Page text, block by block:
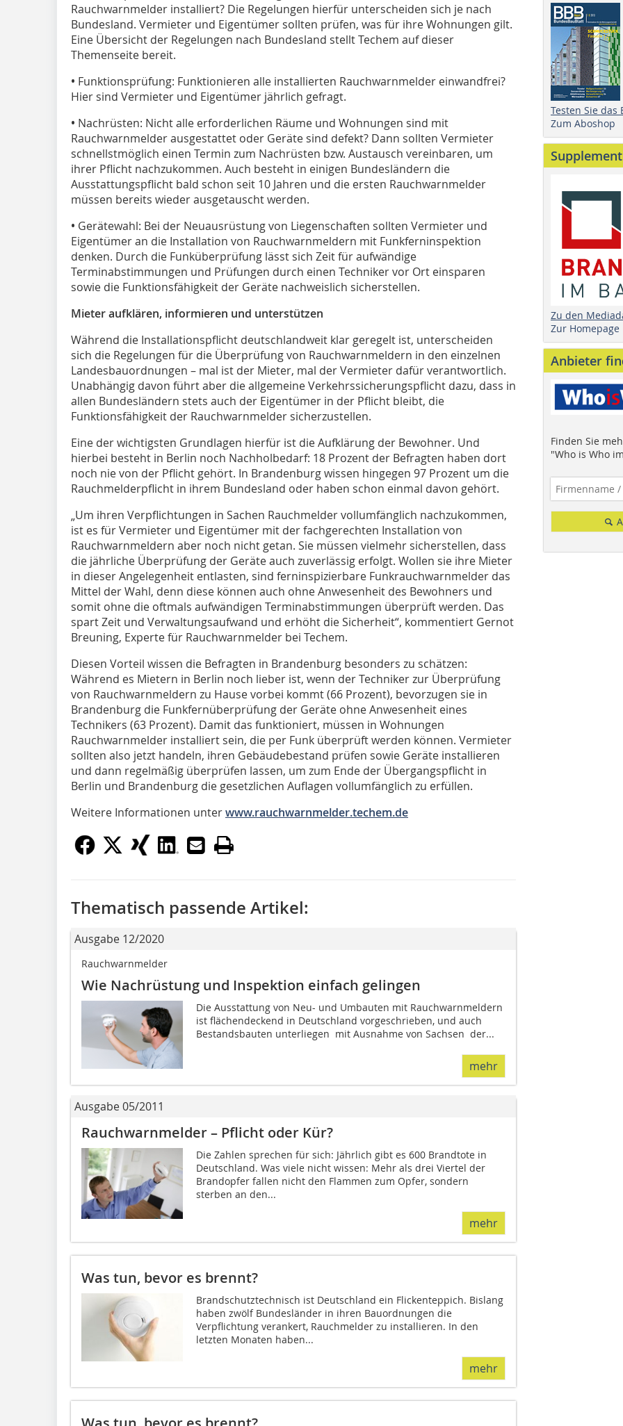
Rauchwarnmelder installiert? Die Regelungen hierfür unterscheiden sich je nach
Bundesland. Vermieter und Eigentümer sollten prüfen, was für ihre Wohnungen gilt.
Eine Übersicht der Regelungen nach Bundesland stellt Techem auf dieser
Themenseite bereit.
• Funktionsprüfung: Funktionieren alle installierten Rauchwarnmelder einwandfrei?
Hier sind Vermieter und Eigentümer jährlich gefragt.
• Nachrüsten: Nicht alle erforderlichen Räume und Wohnungen sind mit
Rauchwarnmelder ausgestattet oder Geräte sind defekt? Dann sollten Vermieter
schnellstmöglich einen Termin zum Nachrüsten bzw. Austausch vereinbaren, um
ihrer Pflicht nachzukommen. Auch besteht in einigen Bundesländern die
Ausstattungspflicht bald schon seit 10 Jahren und die ersten Rauchwarnmelder
müssen bereits wieder ausgetauscht werden.
• Gerätewahl: Bei der Neuausrüstung von Liegenschaften sollten Vermieter und
Eigentümer an die Installation von Rauchwarnmeldern mit Funkferninspektion
denken. Durch die Funküberprüfung lässt sich Zeit für aufwändige
Terminabstimmungen und Prüfungen durch einen Techniker vor Ort einsparen
sowie die Funktionsfähigkeit der Geräte nachweislich sicherstellen.
Mieter aufklären, informieren und unterstützen
Während die Installationspflicht deutschlandweit klar geregelt ist, unterscheiden
sich die Regelungen für die Überprüfung von Rauchwarnmeldern in den einzelnen
Landesbauordnungen – mal ist der Mieter, mal der Vermieter dafür verantwortlich.
Unabhängig davon führt aber die allgemeine Verkehrssicherungspflicht dazu, dass in
allen Bundesländern stets auch der Eigentümer in der Pflicht bleibt, die
Funktionsfähigkeit der Rauchwarnmelder sicherzustellen.
Eine der wichtigsten Grundlagen hierfür ist die Aufklärung der Bewohner. Und
hierbei besteht in Berlin noch Nachholbedarf: 18 Prozent der Befragten haben dort
noch nie von der Pflicht gehört. In Brandenburg wissen hingegen 97 Prozent um die
Rauchmelderpflicht in ihrem Bundesland oder haben schon einmal davon gehört.
„Um ihren Verpflichtungen in Sachen Rauchmelder vollumfänglich nachzukommen,
ist es für Vermieter und Eigentümer mit der fachgerechten Installation von
Rauchwarnmeldern aber noch nicht getan. Sie müssen vielmehr sicherstellen, dass
die jährliche Überprüfung der Geräte auch zuverlässig erfolgt. Wollen sie ihre Mieter
in dieser Angelegenheit entlasten, sind ferninspizierbare Funkrauchwarnmelder das
Mittel der Wahl, denn diese können auch ohne Anwesenheit des Bewohners und
somit ohne die oftmals aufwändigen Terminabstimmungen überprüft werden. Das
spart Zeit und Verwaltungsaufwand und erhöht die Sicherheit“, kommentiert Gernot
Breuning, Experte für Rauchwarnmelder bei Techem.
Diesen Vorteil wissen die Befragten in Brandenburg besonders zu schätzen:
Während es Mietern in Berlin noch lieber ist, wenn der Techniker zur Überprüfung
von Rauchwarnmeldern zu Hause vorbei kommt (66 Prozent), bevorzugen sie in
Brandenburg die Funkfernüberprüfung der Geräte ohne Anwesenheit eines
Technikers (63 Prozent). Damit das funktioniert, müssen in Wohnungen
Rauchwarnmelder installiert sein, die per Funk überprüft werden können. Vermieter
sollten also jetzt handeln, ihren Gebäudebestand prüfen sowie Geräte installieren
und dann regelmäßig überprüfen lassen, um zum Ende der Übergangspflicht in
Berlin und Brandenburg die gesetzlichen Auflagen vollumfänglich zu erfüllen.
Weitere Informationen unterwww.rauchwarnmelder.techem.de
Thematisch passende Artikel:
Ausgabe 12/2020
Rauchwarnmelder
Wie Nachrüstung und Inspektion einfach gelingen
Die Ausstattung von Neu- und Umbauten mit Rauchwarnmeldern
ist flächendeckend in Deutschland vorgeschrieben, und auch
Bestandsbauten unterliegen  mit Ausnahme von Sachsen  der...
mehr
Ausgabe 05/2011
Rauchwarnmelder – Pflicht oder Kür?
Die Zahlen sprechen für sich: Jährlich gibt es 600 Brandtote in
Deutschland. Was viele nicht wissen: Mehr als drei Viertel der
Brandopfer fallen nicht den Flammen zum Opfer, sondern
sterben an den...
mehr
Was tun, bevor es brennt?
Brandschutztechnisch ist Deutschland ein Flickenteppich. Bislang
haben zwölf Bundesländer in ihren Bauordnungen die
Verpflichtung verankert, Rauchmelder zu installieren. In den
letzten Monaten haben...
mehr
Testen Sie das
Zum Aboshop
Supplement
Zu den
Zur Homepage
Anbieter
Finden Sie
"Who is Who